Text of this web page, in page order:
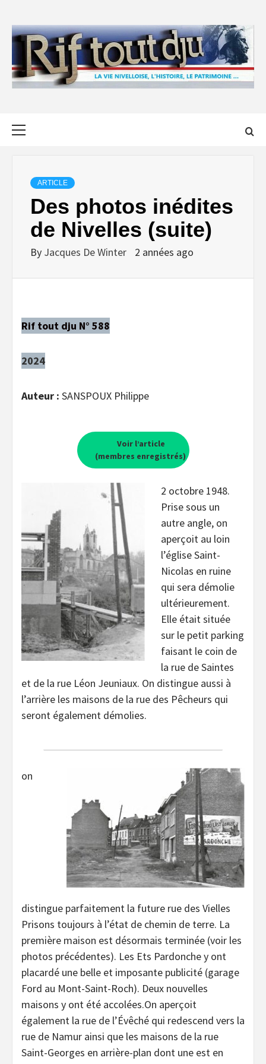
content
ARTICLE
Des photos inédites
de Nivelles (suite)
By Jacques De Winter 2 années ago
Rif tout dju N° 588
2024
Auteur : SANSPOUX Philippe
Voir l’article
(membres enregistrés)
2 octobre 1948.
Prise sous un
autre angle, on
aperçoit au loin
l’église Saint-
Nicolas en ruine
qui sera démolie
ultérieurement.
Elle était située
sur le petit parking
faisant le coin de
la rue de Saintes
et de la rue Léon Jeuniaux. On distingue aussi à
l’arrière les maisons de la rue des Pêcheurs qui
seront également démolies.
on
distingue parfaitement la future rue des Vielles
Prisons toujours à l’état de chemin de terre. La
première maison est désormais terminée (voir les
photos précédentes). Les Ets Pardonche y ont
placardé une belle et imposante publicité (garage
Ford au Mont-Saint-Roch). Deux nouvelles
maisons y ont été accolées.On aperçoit
également la rue de l’Évêché qui redescend vers la
rue de Namur ainsi que les maisons de la rue
Saint-Georges en arrière-plan dont une est en